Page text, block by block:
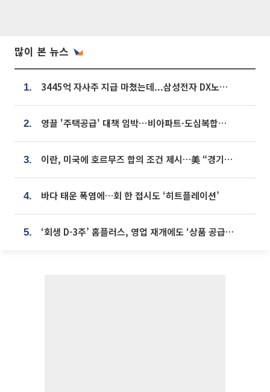
많이 본 뉴스
1. 3445억 자사주 지급 마쳤는데...삼성전자 DX노조, 뒤늦은 '떼쓰기 집회'
2. 영끌 '주택공급' 대책 임박⋯비아파트·도심복합까지 총동원
3. 이란, 미국에 호르무즈 합의 조건 제시…美 “경기 아직 안 끝나” [종합]
4. 바다 태운 폭염에…회 한 접시도 ‘히트플레이션’
5. ‘회생 D-3주’ 홈플러스, 영업 재개에도 ‘상품 공급망’ 복구가 생존 관건